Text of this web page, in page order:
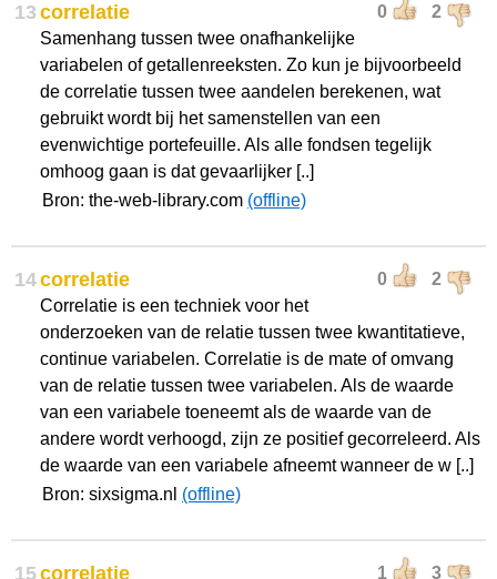
13 0 2
correlatie
Samenhang tussen twee onafhankelijke
variabelen of getallenreeksten. Zo kun je bijvoorbeeld
de correlatie tussen twee aandelen berekenen, wat
gebruikt wordt bij het samenstellen van een
evenwichtige portefeuille. Als alle fondsen tegelijk
omhoog gaan is dat gevaarlijker [..]
Bron: the-web-library.com (offline)
14 0 2
correlatie
Correlatie is een techniek voor het
onderzoeken van de relatie tussen twee kwantitatieve,
continue variabelen. Correlatie is de mate of omvang
van de relatie tussen twee variabelen. Als de waarde
van een variabele toeneemt als de waarde van de
andere wordt verhoogd, zijn ze positief gecorreleerd. Als
de waarde van een variabele afneemt wanneer de w [..]
Bron: sixsigma.nl (offline)
15 1 3
correlatie